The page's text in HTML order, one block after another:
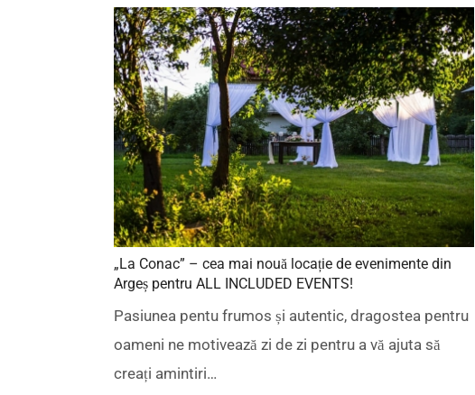
„La Conac” – cea mai nouă locație de evenimente din
Argeș pentru ALL INCLUDED EVENTS!
Pasiunea pentu frumos și autentic, dragostea pentru
oameni ne motivează zi de zi pentru a vă ajuta să
creați amintiri…